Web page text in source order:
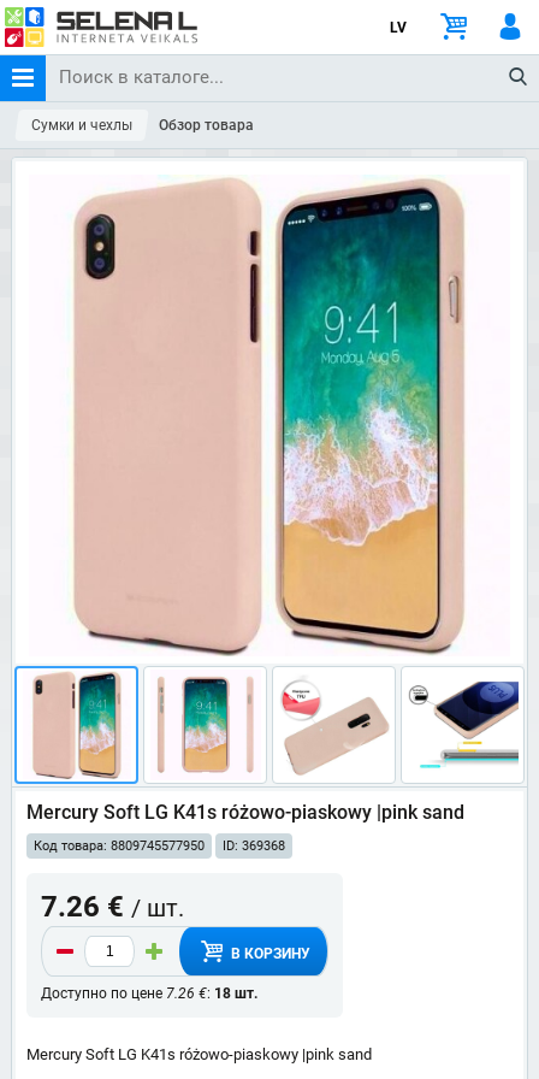
LV
Сумки и чехлы Обзор товара
Mercury Soft LG K41s różowo-piaskowy |pink sand
Код товара: 8809745577950 ID: 369368
7.26 € / шт.
В КОРЗИНУ
Доступно по цене 7.26 €: 18 шт.
Mercury Soft LG K41s różowo-piaskowy |pink sand